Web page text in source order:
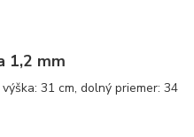
1,2 mm
31 cm, dolný priemer: 34